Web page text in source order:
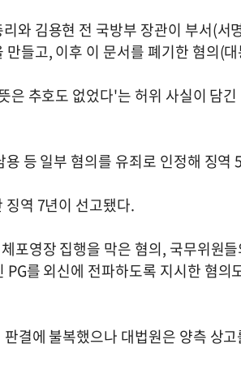
와 김용현 전 국방부 장관이 부서(서
들고, 이후 이 문서를 폐기한 혐의(
은 추호도 없었다'는 허위 사실이 담
등 일부 혐의를 유죄로 인정해 징역
역 7년이 선고됐다.
포영장 집행을 막은 혐의, 국무위원
를 외신에 전파하도록 지시한 혐의
결에 불복했으나 대법원은 양측 상